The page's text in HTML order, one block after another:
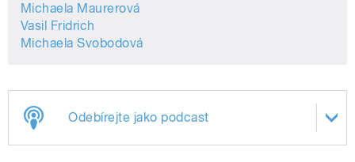
Michaela Maurerová
Vasil Fridrich
Michaela Svobodová
Odebírejte jako podcast